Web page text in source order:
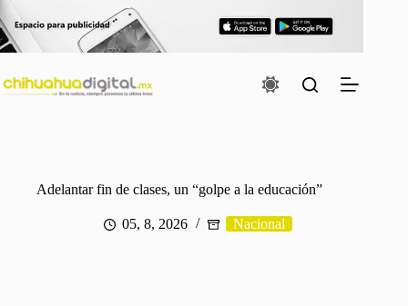
Saltar
al
contenido
Adelantar fin de clases, un “golpe a la educación”
05, 8, 2026 Nacional